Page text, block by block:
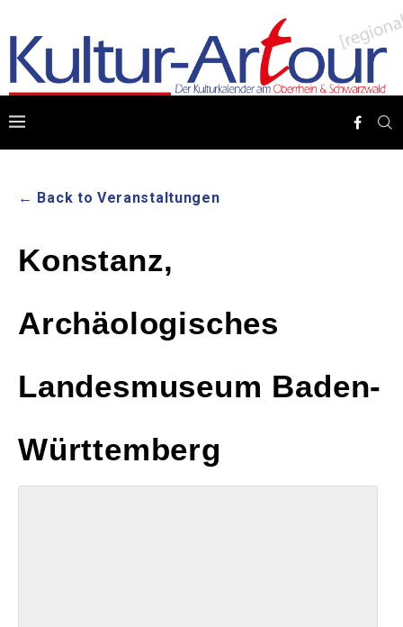
← Back to Veranstaltungen
Konstanz,
Archäologisches
Landesmuseum Baden-
Württemberg